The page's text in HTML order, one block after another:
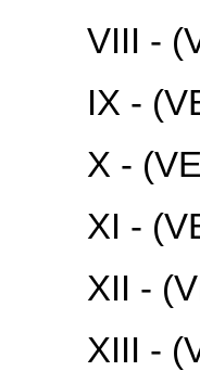
VIII -
IX -
X -
XI -
XII -
XIII -